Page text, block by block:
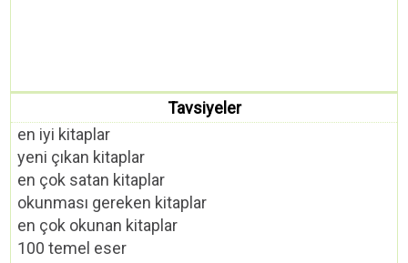
Tavsiyeler
en iyi kitaplar
yeni çıkan kitaplar
en çok satan kitaplar
okunması gereken kitaplar
en çok okunan kitaplar
100 temel eser